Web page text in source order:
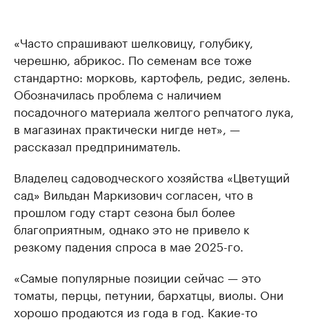
«Часто спрашивают шелковицу, голубику,
черешню, абрикос. По семенам все тоже
стандартно: морковь, картофель, редис, зелень.
Обозначилась проблема с наличием
посадочного материала желтого репчатого лука,
в магазинах практически нигде нет», —
рассказал предприниматель.
Владелец садоводческого хозяйства «Цветущий
сад» Вильдан Маркизович согласен, что в
прошлом году старт сезона был более
благоприятным, однако это не привело к
резкому падения спроса в мае 2025-го.
«Самые популярные позиции сейчас — это
томаты, перцы, петунии, бархатцы, виолы. Они
хорошо продаются из года в год. Какие-то